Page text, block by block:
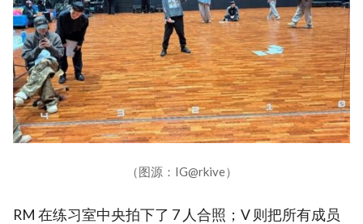
（图源：IG@rkive）
RM 在练习室中央拍下了 7 人合照；V 则把所有成员